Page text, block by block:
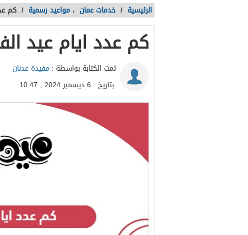
الرئيسية / خدمات عمان ، مواعيد رسمية / كم
كم عدد ايام عيد
تمت الكتابة بواسطة : مفيدة عدنان
بتاريخ : 6 ديسمبر 2024 , 10:47